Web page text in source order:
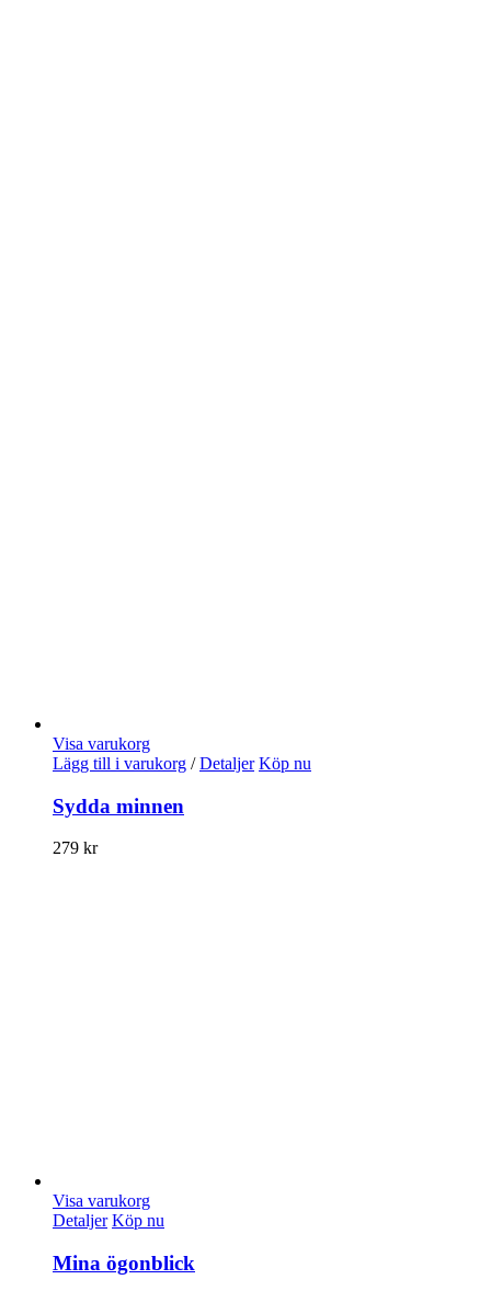
Visa varukorg
Lägg till i varukorg / Detaljer Köp nu
Sydda minnen
279 kr
Visa varukorg
Detaljer Köp nu
Mina ögonblick